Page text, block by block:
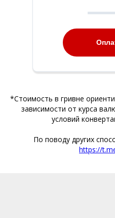
*Стоимость в гривне
зависимости от курса
условий
По поводу других
https://